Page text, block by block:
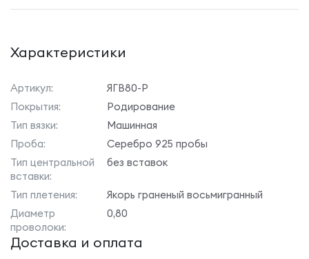
Характеристики
Артикул:
ЯГВ80-Р
Покрытия:
Родирование
Тип вязки:
Машинная
Проба:
Серебро 925 пробы
Тип центральной
вставки:
без вставок
Тип плетения:
Якорь граненый восьмигранный
Диаметр
проволоки:
0,80
Доставка и оплата